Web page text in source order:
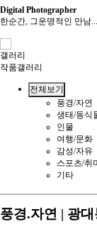
Digital Photographer
한순간, 그운명적인 만남
갤러리
작품갤러리
전체보기
풍경/자연
생태/동식
인물
여행/문화
감성/자유
스포츠/취미
기타
풍경.자연 | 광대